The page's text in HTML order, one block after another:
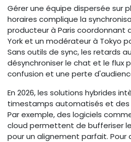
Gérer une équipe dispersée sur
horaires complique la
producteur à Paris coordonnant
York et un modérateur à Tokyo
Sans outils de sync, les retards
désynchroniser le chat et le flux
confusion et une perte
En 2026, les solutions hybrides
timestamps automatisés et des
Par exemple, des logiciels
cloud permettent de bufferiser
pour un alignement parfait. Pour